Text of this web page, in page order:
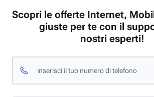
Scopri le offerte Internet,
giuste per te con il
nostri esperti!
inserisci il tuo numero di telefono